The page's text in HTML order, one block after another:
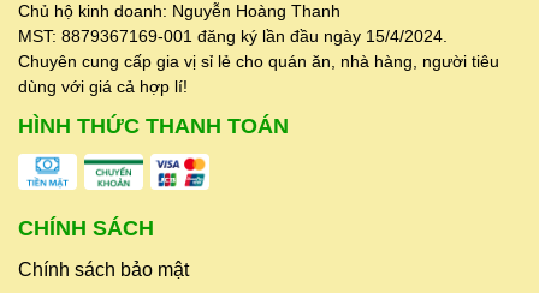
Chủ hộ kinh doanh: Nguyễn Hoàng Thanh
MST: 8879367169-001 đăng ký lần đầu ngày 15/4/2024.
Chuyên cung cấp gia vị sỉ lẻ cho quán ăn, nhà hàng, người tiêu
dùng với giá cả hợp lí!
HÌNH THỨC THANH TOÁN
CHÍNH SÁCH
Chính sách bảo mật